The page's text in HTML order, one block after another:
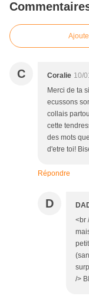
C Coralie 10/
Merci de ta
ecussons
collais
cette
des mots
d'etre toi!
Répondre
D
<br
/>